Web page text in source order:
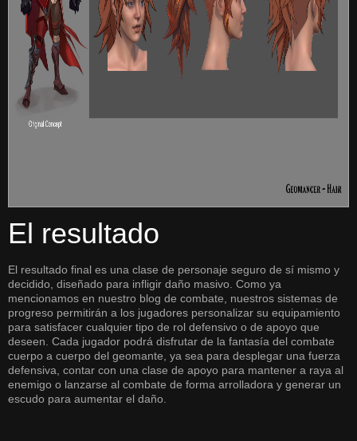
El resultado
El resultado final es una clase de personaje seguro de sí mismo y
decidido, diseñado para infligir daño masivo. Como ya
mencionamos en nuestro blog de combate, nuestros sistemas de
progreso permitirán a los jugadores personalizar su equipamiento
para satisfacer cualquier tipo de rol defensivo o de apoyo que
deseen. Cada jugador podrá disfrutar de la fantasía del combate
cuerpo a cuerpo del geomante, ya sea para desplegar una fuerza
defensiva, contar con una clase de apoyo para mantener a raya al
enemigo o lanzarse al combate de forma arrolladora y generar un
escudo para aumentar el daño.